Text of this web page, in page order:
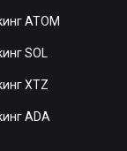
ATOM
SOL
XTZ
ADA